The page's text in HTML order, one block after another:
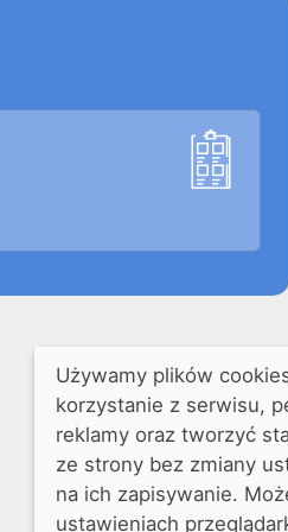
Używamy plików
korzystanie z serwisu,
reklamy oraz tworzyć
ze strony bez zmiany
na ich zapisywanie.
ustawieniach